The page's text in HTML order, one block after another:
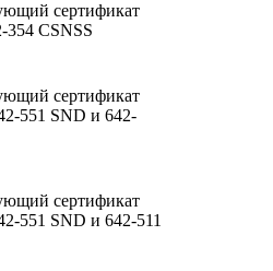
сертификат
354 CSNSS
сертификат
551 SND и 642-
сертификат
551 SND и 642-511